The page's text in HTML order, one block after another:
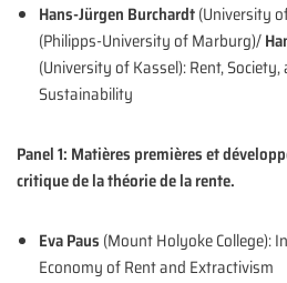
Hans-Jürgen Burchardt(University
(Philipps-University of Marburg)/
(University of Kassel): Rent,
Sustainability
Panel 1: Matières premières et
critique de la théorie de la rente.
Eva Paus (Mount Holyoke College):
Economy of Rent and Extractivism